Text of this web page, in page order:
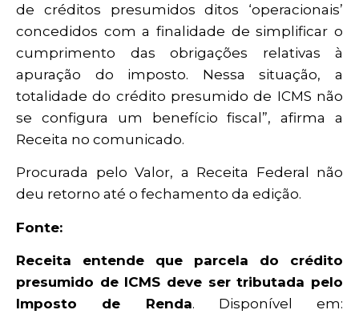
de créditos presumidos ditos ‘operacionais’
concedidos com a finalidade de simplificar o
cumprimento das obrigações relativas à
apuração do imposto. Nessa situação, a
totalidade do crédito presumido de ICMS não
se configura um benefício fiscal”, afirma a
Receita no comunicado.
Procurada pelo Valor, a Receita Federal não
deu retorno até o fechamento da edição.
Fonte:
Receita entende que parcela do crédito
presumido de ICMS deve ser tributada pelo
Imposto de Renda. Disponível em: